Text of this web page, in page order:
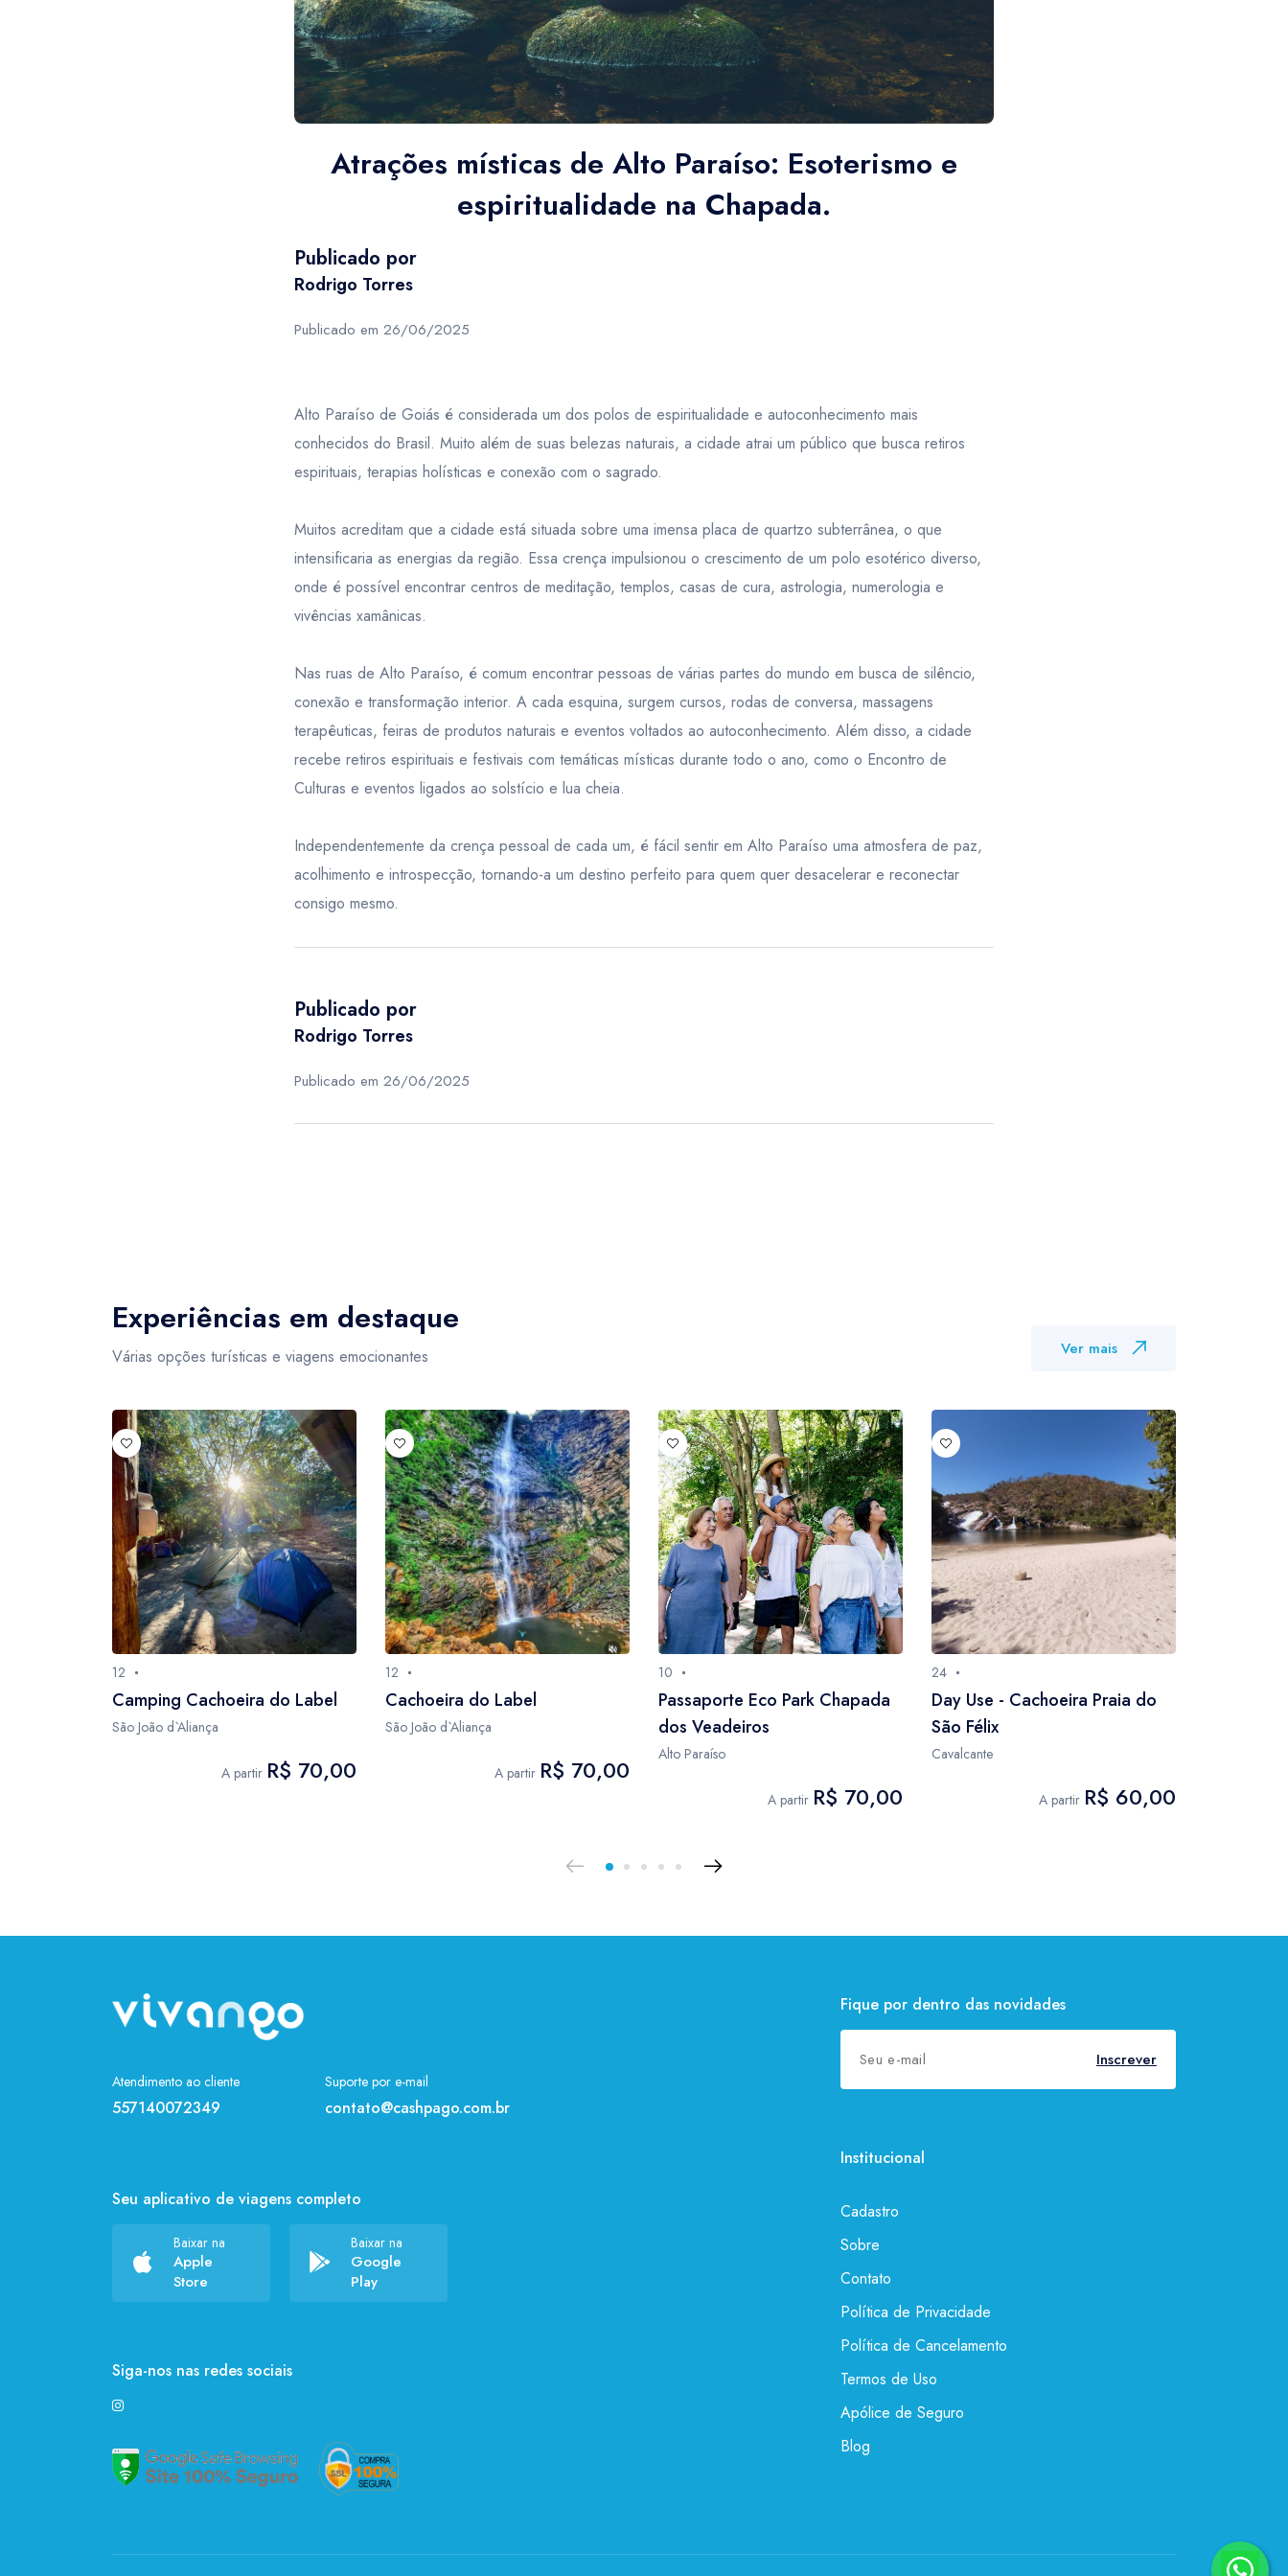
Atrações místicas de Alto Paraíso: Esoterismo e
espiritualidade na Chapada.
Publicado por
Rodrigo Torres
Publicado em 26/06/2025
Alto Paraíso de Goiás é considerada um dos polos de espiritualidade e autoconhecimento mais
conhecidos do Brasil. Muito além de suas belezas naturais, a cidade atrai um público que busca retiros
espirituais, terapias holísticas e conexão com o sagrado.
Muitos acreditam que a cidade está situada sobre uma imensa placa de quartzo subterrânea, o que
intensificaria as energias da região. Essa crença impulsionou o crescimento de um polo esotérico diverso,
onde é possível encontrar centros de meditação, templos, casas de cura, astrologia, numerologia e
vivências xamânicas.
Nas ruas de Alto Paraíso, é comum encontrar pessoas de várias partes do mundo em busca de silêncio,
conexão e transformação interior. A cada esquina, surgem cursos, rodas de conversa, massagens
terapêuticas, feiras de produtos naturais e eventos voltados ao autoconhecimento. Além disso, a cidade
recebe retiros espirituais e festivais com temáticas místicas durante todo o ano, como o Encontro de
Culturas e eventos ligados ao solstício e lua cheia.
Independentemente da crença pessoal de cada um, é fácil sentir em Alto Paraíso uma atmosfera de paz,
acolhimento e introspecção, tornando-a um destino perfeito para quem quer desacelerar e reconectar
consigo mesmo.
Publicado por
Rodrigo Torres
Publicado em 26/06/2025
Experiências em destaque
Várias opções turísticas e viagens emocionantes Ver mais
12
Camping Cachoeira do Label
São João d`Aliança
A partir R$ 70,00
12
Cachoeira do Label
São João d`Aliança
A partir R$ 70,00
10
Passaporte Eco Park Chapada
dos Veadeiros
Alto Paraíso
A partir R$ 70,00
24
Day Use - Cachoeira Praia do
São Félix
Cavalcante
A partir R$ 60,00
Atendimento ao cliente
557140072349
Suporte por e-mail
contato@cashpago.com.br
Seu aplicativo de viagens completo
Baixar na
Apple
Store
Baixar na
Google
Play
Siga-nos nas redes sociais
Fique por dentro das novidades
Inscrever
Institucional
Cadastro
Sobre
Contato
Política de Privacidade
Política de Cancelamento
Termos de Uso
Apólice de Seguro
Blog
- Para cancelamento com reembolso deverá ser solicitado com até 48 horas antes do início do serviço e não será cobrado multa.
- Caso o serviço esteja com menos de 48hs para o início não será permitido o cancelamento.
- O não comparecimento do cliente no horário estabelecido será considerado
e cobrado o valor integral do atrativo do voucher.
AUD- $ BRL- R$ BGN CAD
United States dollar Australian dollar
AUD - $
Brazilian real
- R$
Bulgarian lev
BGN - лв. CAD